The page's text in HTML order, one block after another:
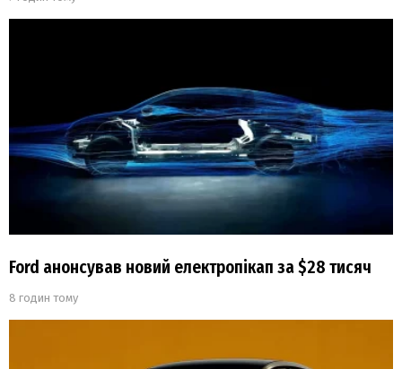
Ford анонсував новий електропікап за $28 тисяч
8 годин тому